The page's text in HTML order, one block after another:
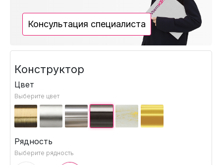
Консультация специалиста
Конструктор
Цвет
Выберите цвет
Рядность
Выберите рядность